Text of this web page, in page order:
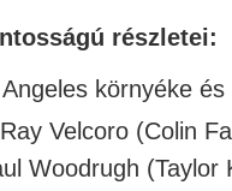
részletei:
környéke
Ray Velcoro (Colin
Woodrugh (Taylor